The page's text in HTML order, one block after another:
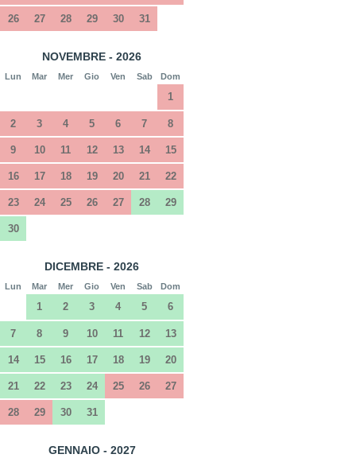
26 27 28 29 30 31
NOVEMBRE - 2026
Lun Mar Mer Gio Ven Sab Dom
1
2 3 4 5 6 7 8
9 10 11 12 13 14 15
16 17 18 19 20 21 22
23 24 25 26 27 28 29
30
DICEMBRE - 2026
Lun Mar Mer Gio Ven Sab Dom
1 2 3 4 5 6
7 8 9 10 11 12 13
14 15 16 17 18 19 20
21 22 23 24 25 26 27
28 29 30 31
GENNAIO - 2027